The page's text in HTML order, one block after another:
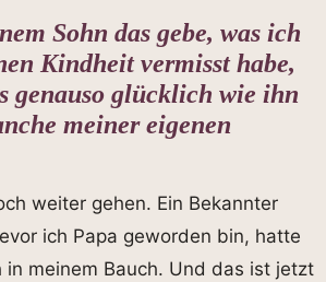
Sohn das gebe, was ich
Kindheit vermisst habe,
genauso glücklich wie ihn
meiner eigenen
weiter gehen. Ein Bekannter
ich Papa geworden bin, hatte
in meinem Bauch. Und das ist jetzt